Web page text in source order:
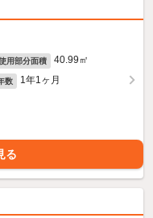
用部分面積 40.99㎡
数 1年1ヶ月
る